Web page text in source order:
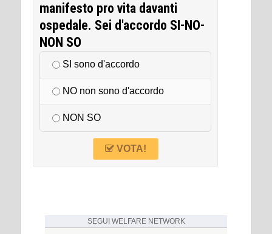
manifesto pro vita davanti
ospedale. Sei d'accordo SI-NO-
NON SO
SI sono d'accordo
NO non sono d'accordo
NON SO
VOTA!
SEGUI WELFARE NETWORK